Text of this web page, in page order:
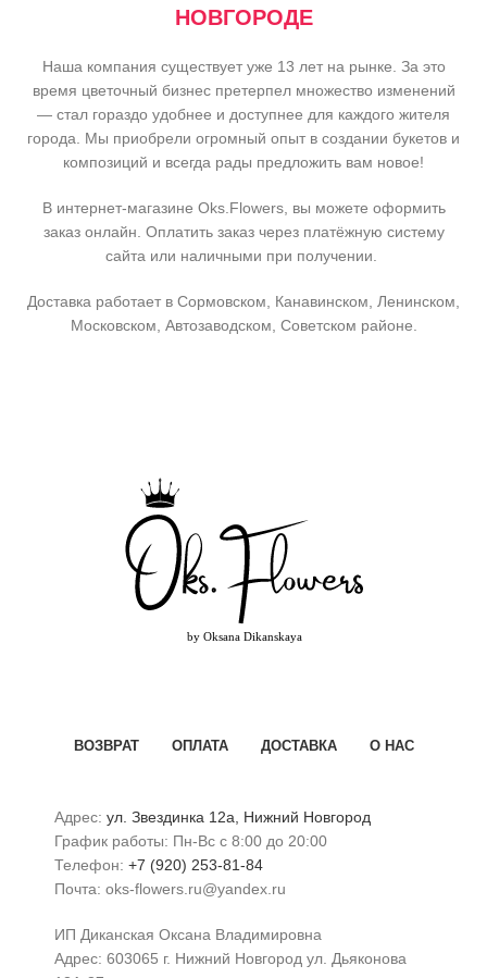
НОВГОРОДЕ
Наша компания существует уже 13 лет на рынке. За это
время цветочный бизнес претерпел множество изменений
— стал гораздо удобнее и доступнее для каждого жителя
города. Мы приобрели огромный опыт в создании букетов и
композиций и всегда рады предложить вам новое!
В интернет-магазине Oks.Flowers, вы можете оформить
заказ онлайн. Оплатить заказ через платёжную систему
сайта или наличными при получении.
Доставка работает в Сормовском, Канавинском, Ленинском,
Московском, Автозаводском, Советском районе.
ВОЗВРАТ ОПЛАТА ДОСТАВКА О НАС
Адрес: ул. Звездинка 12а, Нижний Новгород
График работы: Пн-Вс с 8:00 до 20:00
Телефон: +7 (920) 253-81-84
Почта: oks-flowers.ru@yandex.ru
ИП Диканская Оксана Владимировна
Адрес: 603065 г. Нижний Новгород ул. Дьяконова